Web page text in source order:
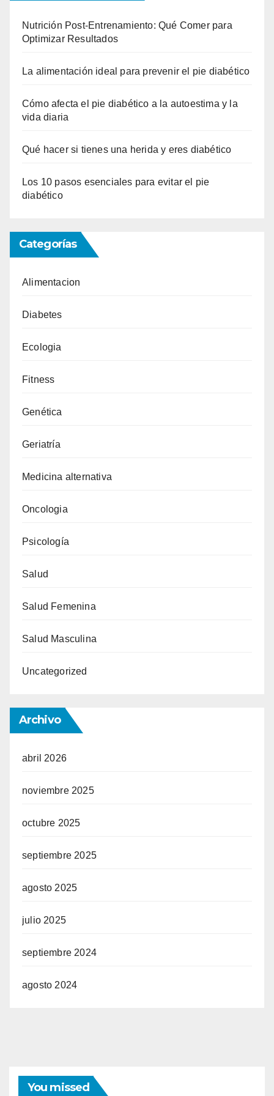
Nutrición Post-Entrenamiento: Qué Comer para
Optimizar Resultados
La alimentación ideal para prevenir el pie diabético
Cómo afecta el pie diabético a la autoestima y la
vida diaria
Qué hacer si tienes una herida y eres diabético
Los 10 pasos esenciales para evitar el pie
diabético
Categorías
Alimentacion
Diabetes
Ecologia
Fitness
Genética
Geriatría
Medicina alternativa
Oncologia
Psicología
Salud
Salud Femenina
Salud Masculina
Uncategorized
Archivo
abril 2026
noviembre 2025
octubre 2025
septiembre 2025
agosto 2025
julio 2025
septiembre 2024
agosto 2024
You missed